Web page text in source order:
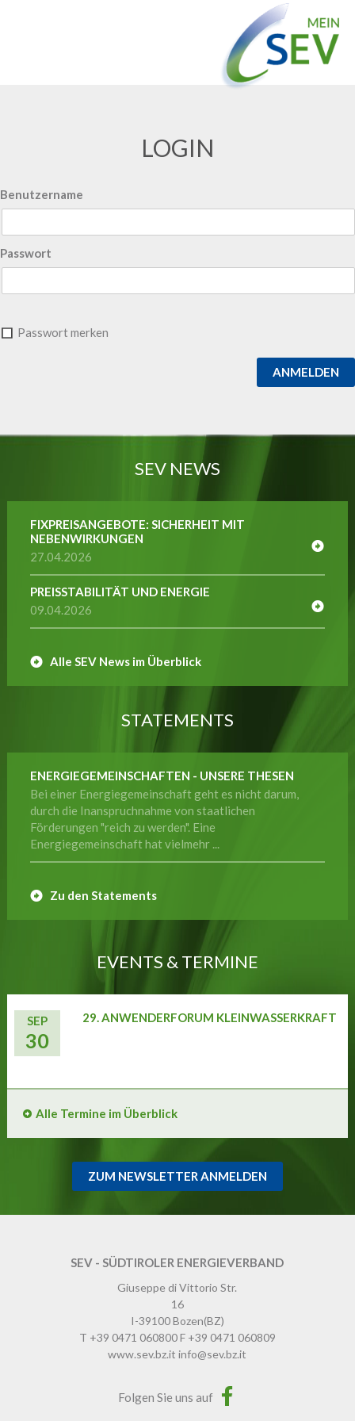
LOGIN
Benutzername
Passwort
Passwort merken
ANMELDEN
SEV NEWS
FIXPREISANGEBOTE: SICHERHEIT MIT
NEBENWIRKUNGEN
27.04.2026
PREISSTABILITÄT UND ENERGIE
09.04.2026
Alle SEV News im Überblick
STATEMENTS
ENERGIEGEMEINSCHAFTEN - UNSERE THESEN
Bei einer Energiegemeinschaft geht es nicht darum,
durch die Inanspruchnahme von staatlichen
Förderungen "reich zu werden". Eine
Energiegemeinschaft hat vielmehr ...
Zu den Statements
EVENTS & TERMINE
SEP
30
29. ANWENDERFORUM KLEINWASSERKRAFT
Alle Termine im Überblick
ZUM NEWSLETTER ANMELDEN
SEV - SÜDTIROLER ENERGIEVERBAND
Giuseppe di Vittorio Str.
16
I-39100Bozen(BZ)
T +39 0471 060800F +39 0471 060809
www.sev.bz.it info@sev.bz.it
Folgen Sie uns auf